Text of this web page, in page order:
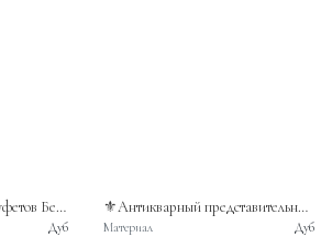
⚜️Пара антикварных буфетов Бельгия конец XIX века
Дуб
⚜️Антикварный представительный книжный шкаф -витрина в стиле неоренессанс
Материал Дуб